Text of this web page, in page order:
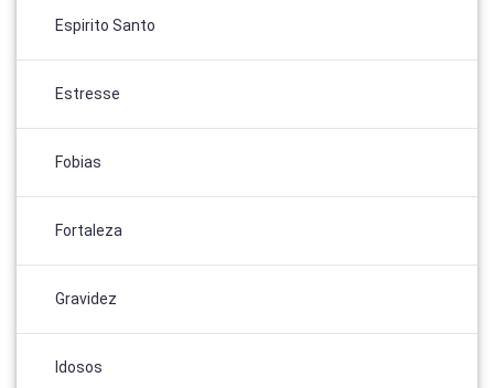
Espirito Santo
Estresse
Fobias
Fortaleza
Gravidez
Idosos